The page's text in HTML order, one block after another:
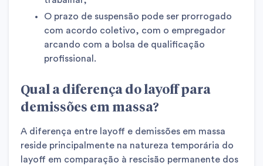
O prazo de suspensão pode ser prorrogado
com acordo coletivo, com o empregador
arcando com a bolsa de qualificação
profissional.
Qual a diferença do layoff para
demissões em massa?
A diferença entre layoff e demissões em massa
reside principalmente na natureza temporária do
layoff em comparação à rescisão permanente dos